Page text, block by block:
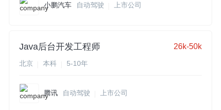
小鹏汽车 自动驾驶 上市公司
Java后台开发工程师 26k-50k
北京 本科 5-10年
腾讯 自动驾驶 上市公司